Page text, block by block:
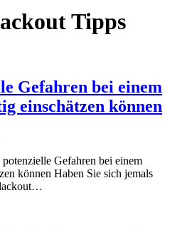
Tipps
Gefahren bei einem
einschätzen können
Gefahren bei einem
können Haben Sie sich jemals